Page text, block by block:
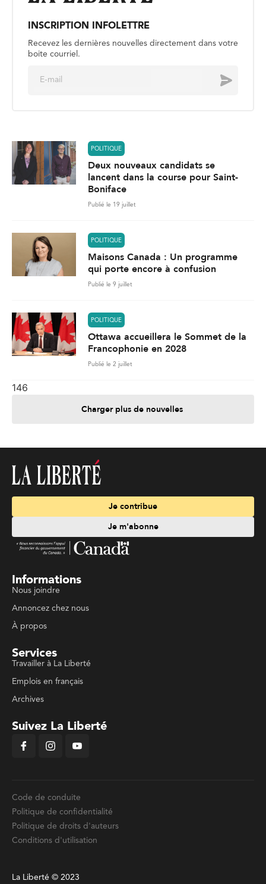
INSCRIPTION INFOLETTRE
Recevez les dernières nouvelles directement dans votre
boite courriel.
Envoyer
POLITIQUE
Deux nouveaux candidats se
lancent dans la course pour Saint-
Boniface
Publié le 19 juillet
POLITIQUE
Maisons Canada : Un programme
qui porte encore à confusion
Publié le 9 juillet
POLITIQUE
Ottawa accueillera le Sommet de la
Francophonie en 2028
Publié le 2 juillet
146
Charger plus de nouvelles
Je contribue
Je m'abonne
Informations
Nous joindre
Annoncez chez nous
À propos
Services
Travailler à La Liberté
Emplois en français
Archives
Suivez La Liberté
Code de conduite
Politique de confidentialité
Politique de droits d'auteurs
Conditions d'utilisation
La Liberté © 2023